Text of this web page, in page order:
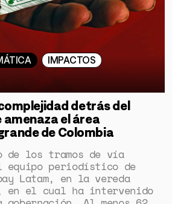
IMPACTOS
detrás del
el área
de Colombia
los tramos de vía
periodístico de
Latam, en la vereda
en el cual ha intervenido